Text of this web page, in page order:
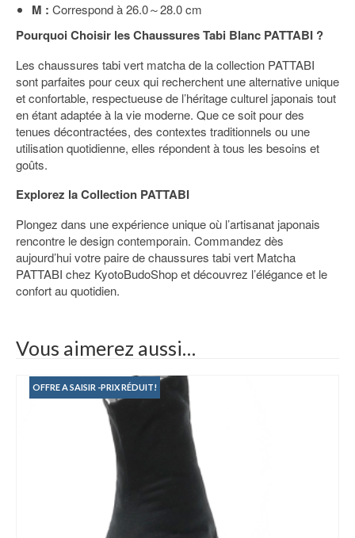
M : Correspond à 26.0～28.0 cm
Pourquoi Choisir les Chaussures Tabi Blanc PATTABI ?
Les chaussures tabi vert matcha de la collection PATTABI
sont parfaites pour ceux qui recherchent une alternative unique
et confortable, respectueuse de l’héritage culturel japonais tout
en étant adaptée à la vie moderne. Que ce soit pour des
tenues décontractées, des contextes traditionnels ou une
utilisation quotidienne, elles répondent à tous les besoins et
goûts.
Explorez la Collection PATTABI
Plongez dans une expérience unique où l’artisanat japonais
rencontre le design contemporain. Commandez dès
aujourd’hui votre paire de chaussures tabi vert Matcha
PATTABI chez KyotoBudoShop et découvrez l’élégance et le
confort au quotidien.
Vous aimerez aussi…
OFFRE A SAISIR -PRIX RÉDUIT!